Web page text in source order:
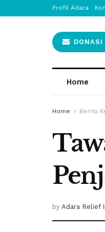
Profil Adara
DONASI
Home
Home Berita
by Adara Relief